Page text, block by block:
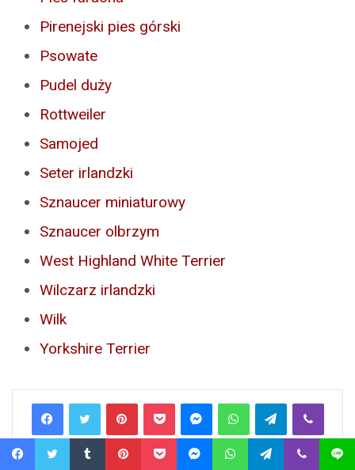
Pirenejski pies górski
Psowate
Pudel duży
Rottweiler
Samojed
Seter irlandzki
Sznaucer miniaturowy
Sznaucer olbrzym
West Highland White Terrier
Wilczarz irlandzki
Wilk
Yorkshire Terrier
PinterestPocket MessengerWhatsAppTelegramViber
Line Share via Email